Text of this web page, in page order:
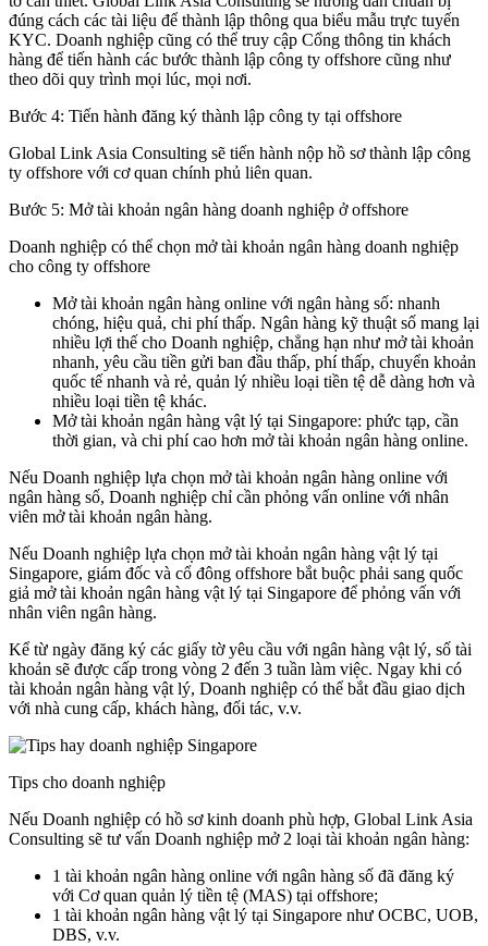
đúng cách các tài liệu để thành lập thông qua biểu mẫu trực tuyến
KYC. Doanh nghiệp cũng có thể truy cập Cổng thông tin khách
hàng để tiến hành các bước thành lập công ty offshore cũng như
theo dõi quy trình mọi lúc, mọi nơi.
Bước 4: Tiến hành đăng ký thành lập công ty tại offshore
Global Link Asia Consulting sẽ tiến hành nộp hồ sơ thành lập công
ty offshore với cơ quan chính phủ liên quan.
Bước 5: Mở tài khoản ngân hàng doanh nghiệp ở offshore
Doanh nghiệp có thể chọn mở tài khoản ngân hàng doanh nghiệp
cho công ty offshore
Mở tài khoản ngân hàng online với ngân hàng số: nhanh
chóng, hiệu quả, chi phí thấp. Ngân hàng kỹ thuật số mang lại
nhiều lợi thế cho Doanh nghiệp, chẳng hạn như mở tài khoản
nhanh, yêu cầu tiền gửi ban đầu thấp, phí thấp, chuyển khoản
quốc tế nhanh và rẻ, quản lý nhiều loại tiền tệ dễ dàng hơn và
nhiều loại tiền tệ khác.
Mở tài khoản ngân hàng vật lý tại Singapore: phức tạp, cần
thời gian, và chi phí cao hơn mở tài khoản ngân hàng online.
Nếu Doanh nghiệp lựa chọn mở tài khoản ngân hàng online với
ngân hàng số, Doanh nghiệp chỉ cần phỏng vấn online với nhân
viên mở tài khoản ngân hàng.
Nếu Doanh nghiệp lựa chọn mở tài khoản ngân hàng vật lý tại
Singapore, giám đốc và cổ đông offshore bắt buộc phải sang quốc
giả mở tài khoản ngân hàng vật lý tại Singapore để phỏng vấn với
nhân viên ngân hàng.
Kể từ ngày đăng ký các giấy tờ yêu cầu với ngân hàng vật lý, số tài
khoản sẽ được cấp trong vòng 2 đến 3 tuần làm việc. Ngay khi có
tài khoản ngân hàng vật lý, Doanh nghiệp có thể bắt đầu giao dịch
với nhà cung cấp, khách hàng, đối tác, v.v.
Tips cho doanh nghiệp
Nếu Doanh nghiệp có hồ sơ kinh doanh phù hợp, Global Link Asia
Consulting sẽ tư vấn Doanh nghiệp mở 2 loại tài khoản ngân hàng:
1 tài khoản ngân hàng online với ngân hàng số đã đăng ký
với Cơ quan quản lý tiền tệ (MAS) tại offshore;
1 tài khoản ngân hàng vật lý tại Singapore như OCBC, UOB,
DBS, v.v.